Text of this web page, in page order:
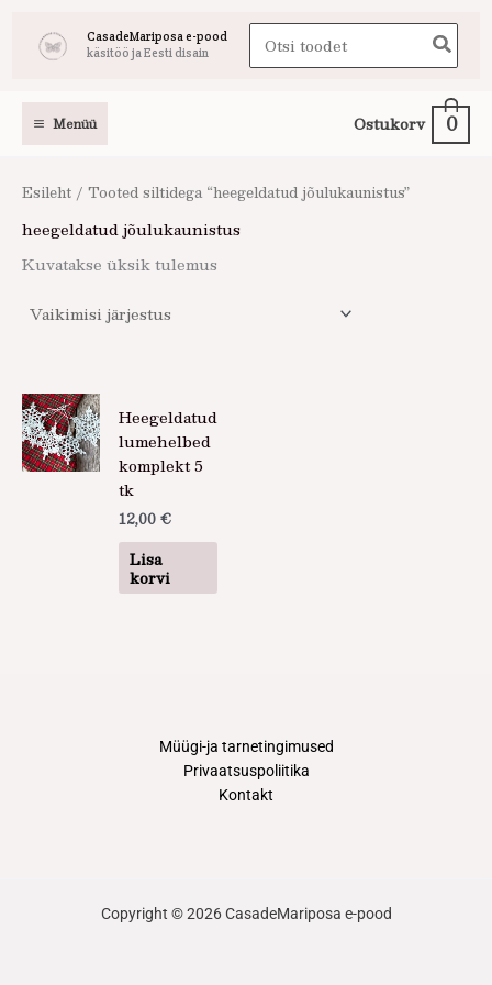
CasadeMariposa e-pood
käsitöö ja Eesti disain
Search
for:
Menüü Ostukorv 0
Esileht / Tooted siltidega “heegeldatud jõulukaunistus”
heegeldatud jõulukaunistus
Kuvatakse üksik tulemus
Heegeldatud
lumehelbed
komplekt 5
tk
12,00 €
Lisa
korvi
Müügi-ja tarnetingimused
Privaatsuspoliitika
Kontakt
Copyright © 2026 CasadeMariposa e-pood